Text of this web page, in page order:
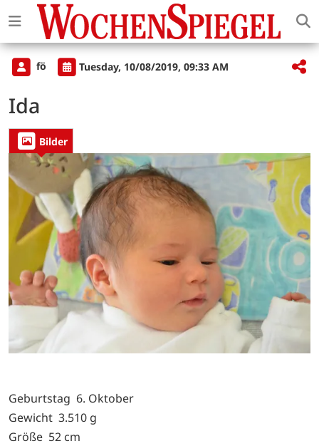
fö Tuesday, 10/08/2019, 09:33 AM
Ida
Bilder
Geburtstag 6. Oktober
Gewicht 3.510 g
Größe 52 cm